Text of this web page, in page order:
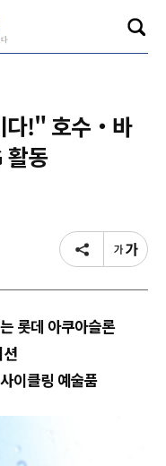
다!" 호수‧바
활동
롯데 아쿠아슬론
이클링 예술품